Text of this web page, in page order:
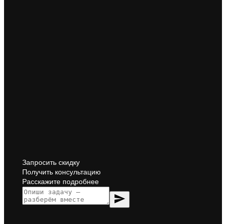
Запросить скидку
Получить консультацию
Расскажите подробнее
send